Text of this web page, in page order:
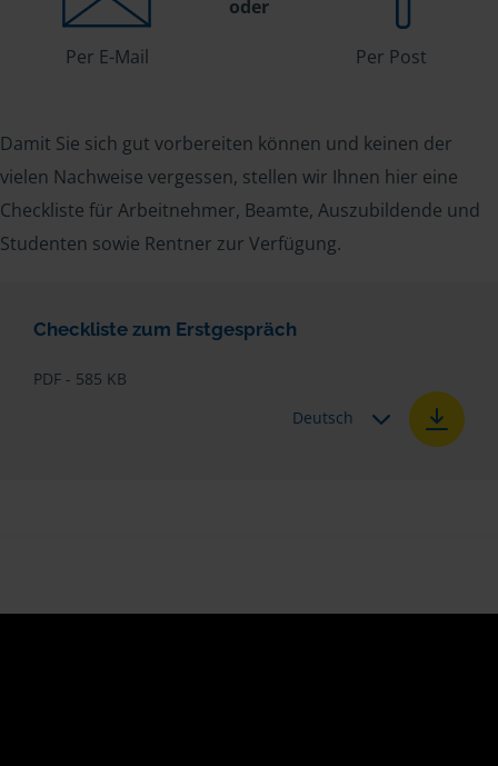
Per E-Mail
oder
Per Post
Damit Sie sich gut vorbereiten können und keinen der
vielen Nachweise vergessen, stellen wir Ihnen hier eine
Checkliste für Arbeitnehmer, Beamte, Auszubildende und
Studenten sowie Rentner zur Verfügung.
Checkliste zum Erstgespräch
PDF - 585 KB
Deutsch